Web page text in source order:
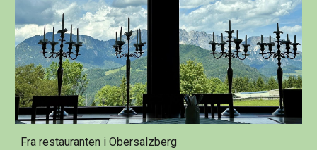
Fra restauranten i Obersalzberg